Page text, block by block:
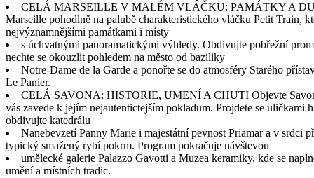
CELÁ MARSEILLE V MALÉM VLÁČKU: PAMÁTKY A
Marseille pohodlně na palubě charakteristického vláčku Petit Train,
nejvýznamnějšími památkami i místy
s úchvatnými panoramatickými výhledy. Obdivujte pobřežní
nechte se okouzlit pohledem na město od baziliky
Notre-Dame de la Garde a ponořte se do atmosféry Starého
Le Panier.
CELÁ SAVONA: HISTORIE, UMENÍ A CHUTI Objevte
vás zavede k jejím nejautentictejším pokladum. Projdete se uličkami
obdivujte katedrálu
Nanebevzetí Panny Marie i majestátní pevnost Priamar a v srdci
typický smažený rybí pokrm. Program pokračuje návštevou
umělecké galerie Palazzo Gavotti a Muzea keramiky, kde se
umění a místních tradic.